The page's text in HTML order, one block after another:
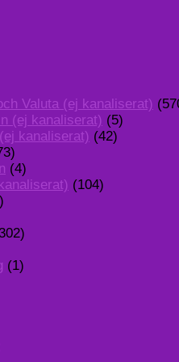
Valuta (ej kanaliserat)
(ej kanaliserat) (5)
kanaliserat) (42)
(4)
(104)
(1)